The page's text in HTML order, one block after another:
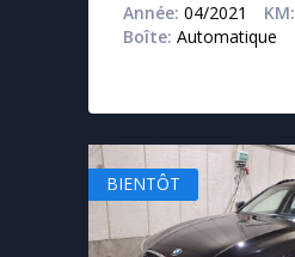
Année: 04/2021 KM:
Boîte: Automatique
BIENTÔT